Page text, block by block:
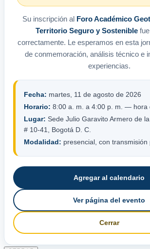
Su inscripción al Foro Académico
Territorio Seguro y Sosteniblefue
correctamente. Le esperamos en esta
de conmemoración, análisis técnico e
experiencias.
Fecha: martes, 11 de agosto de 2026
Horario: 8:00 a. m. a 4:00 p. m. — hora
Lugar: Sede Julio Garavito Armero de
# 10-41, Bogotá D. C.
Modalidad: presencial, con transmisión
Agregar al calendario
Ver página del evento
Cerrar